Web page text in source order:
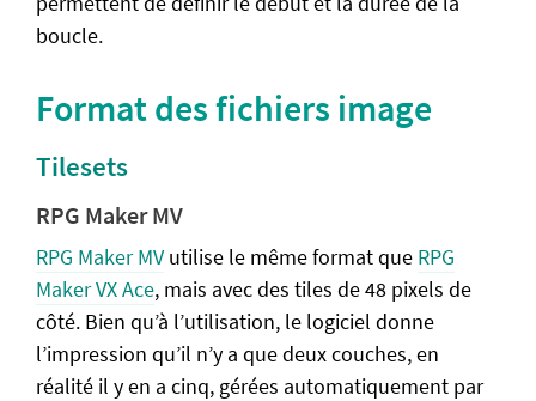
Culture making
Les makers
A propos du wiki
Contribuer
Informations légales
Code source
boucle.
Format des fichiers image
Tilesets
RPG Maker MV
RPG Maker MVutilise le même format que RPG
Maker VX Ace, mais avec des tiles de 48 pixels de
côté. Bien qu’à l’utilisation, le logiciel donne
l’impression qu’il n’y a que deux couches, en
réalité il y en a cinq, gérées automatiquement par